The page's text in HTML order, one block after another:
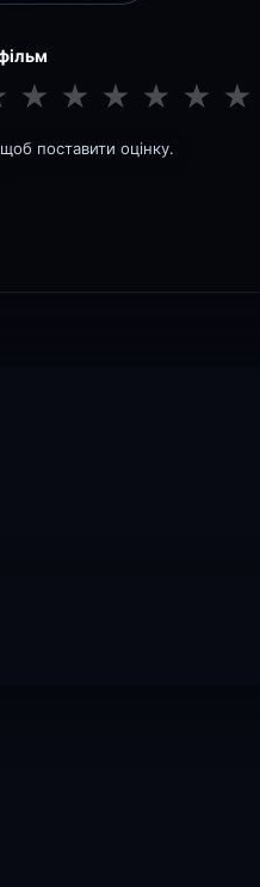
★ ★ ★ ★ ★ ★
щоб поставити оцінку.